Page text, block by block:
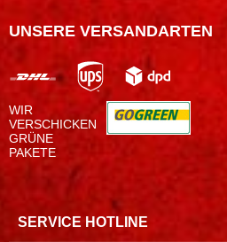
UNSERE VERSANDARTEN
WIR
VERSCHICKEN
GRÜNE
PAKETE
SERVICE HOTLINE